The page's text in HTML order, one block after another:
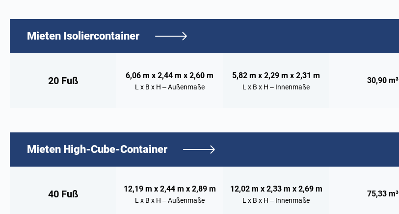
Mieten Isoliercontainer
20 Fuß 6,06 m x 2,44 m x 2,60 m
L x B x H – Außenmaße
5,82 m x 2,29 m x 2,31 m
L x B x H – Innenmaße
30,90 m³
Mieten High-Cube-Container
40 Fuß 12,19 m x 2,44 m x 2,89 m
L x B x H – Außenmaße
12,02 m x 2,33 m x 2,69 m
L x B x H – Innenmaße
75,33 m³